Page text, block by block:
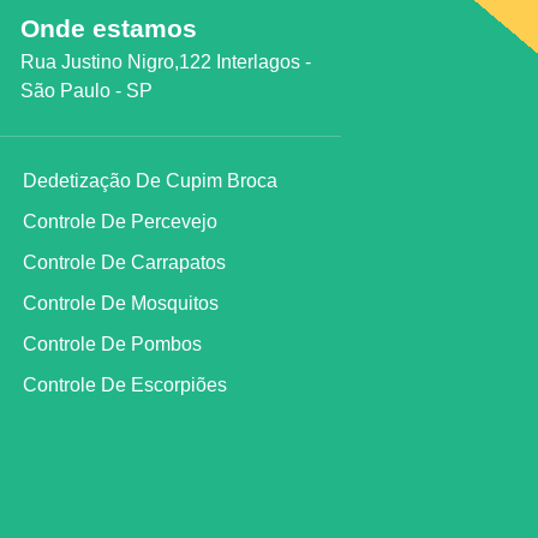
Onde estamos
Rua Justino Nigro,122 Interlagos -
São Paulo - SP
Dedetização De Cupim Broca
Controle De Percevejo
Controle De Carrapatos
Controle De Mosquitos
Controle De Pombos
Controle De Escorpiões